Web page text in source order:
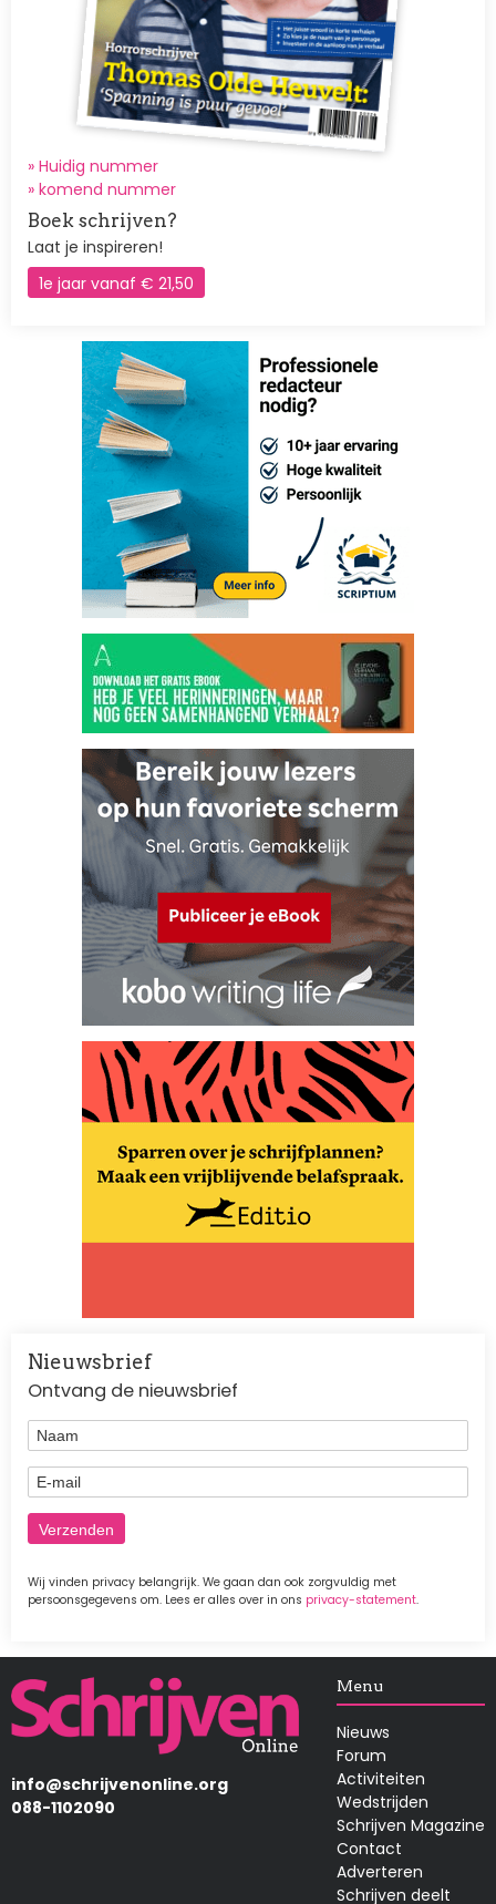
» Huidig nummer
» komend nummer
Boek schrijven?
Laat je inspireren!
1e jaar vanaf € 21,50
Nieuwsbrief
Ontvang de nieuwsbrief
Naam
E-mail
Wij vinden privacy belangrijk. We gaan dan ook zorgvuldig met
persoonsgegevens om. Lees er alles over in ons privacy-statement.
Afbeelding
info@schrijvenonline.org
088-1102090
Menu
Nieuws
Forum
Activiteiten
Wedstrijden
Schrijven Magazine
Contact
Adverteren
Schrijven deelt